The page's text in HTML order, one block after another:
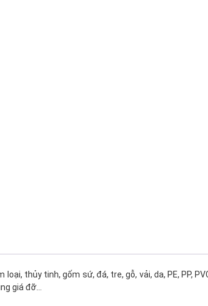
thủy tinh, gốm sứ, đá, tre, gỗ, vải, da, PE, PP,
giá đỡ…